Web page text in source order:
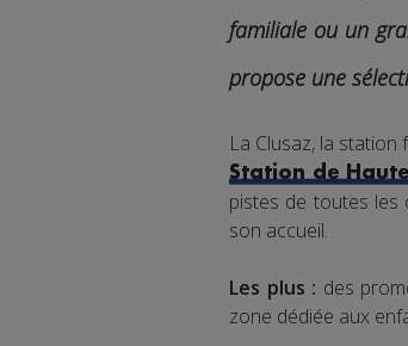
familiale ou un
propose une
La Clusaz, la station
Station de
pistes de toutes les
son accueil.
Les plus : des
zone dédiée aux